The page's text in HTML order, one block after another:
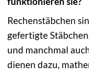
Rechenstäbchen
gefertigte
und manchmal
dienen dazu,